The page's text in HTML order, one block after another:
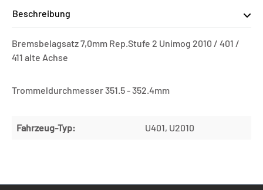
Beschreibung
Bremsbelagsatz 7,0mm Rep.Stufe 2 Unimog 2010 / 401 /
411 alte Achse
Trommeldurchmesser 351.5 - 352.4mm
Fahrzeug-Typ: U401, U2010